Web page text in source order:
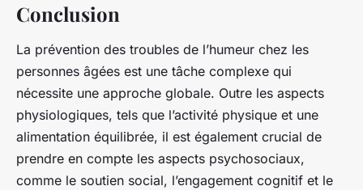
Conclusion
La prévention des troubles de l’humeur chez les
personnes âgées est une tâche complexe qui
nécessite une approche globale. Outre les aspects
physiologiques, tels que l’activité physique et une
alimentation équilibrée, il est également crucial de
prendre en compte les aspects psychosociaux,
comme le soutien social, l’engagement cognitif et le